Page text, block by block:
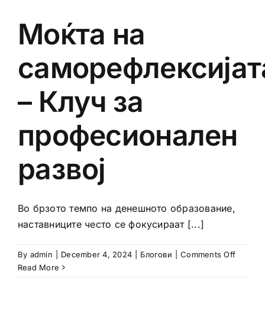
Моќта на
– Клуч за
професионален
развој
Во брзото темпо на денешното образование,
наставниците често се фокусираат [...]
By admin December 4, 2024 Блогови Comments Offon
на
Read More